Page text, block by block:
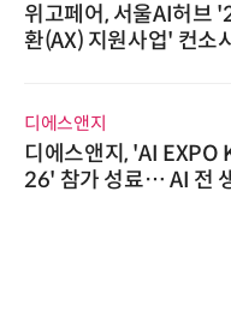
위고페어, 서울AI허브
환(AX) 지원사업' 컨소
디에스앤지
디에스앤지, 'AI EXPO
26' 참가 성료… AI 전